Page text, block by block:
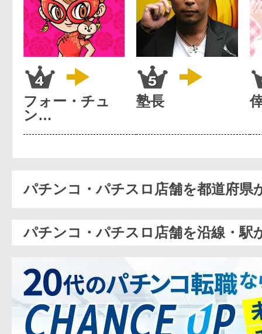
フォー・チュ
ン…
塾長
パチンコ・パチスロ店舗を都道府県
パチンコ・パチスロ店舗を沿線・駅